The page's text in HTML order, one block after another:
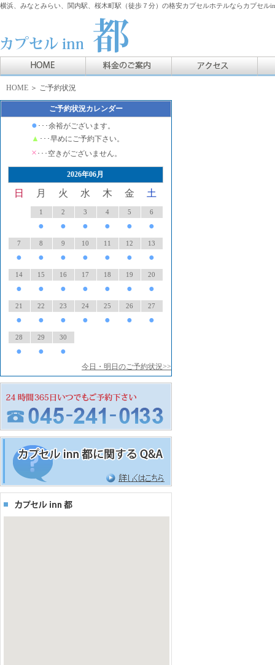
横浜、みなとみらい、関内駅、桜木町駅（徒歩７分）の格安カプセルホテルならカプセル
HOME ＞ ご予約状況
ご予約状況カレンダー
● ･･･余裕がございます。
▲ ･･･早めにご予約下さい。
× ･･･空きがございません。
2026年06月
日 月 火 水 木 金 土
1
●
2
●
3
●
4
●
5
●
6
●
7
●
8
●
9
●
10
●
11
●
12
●
13
●
14
●
15
●
16
●
17
●
18
●
19
●
20
●
21
●
22
●
23
●
24
●
25
●
26
●
27
●
28
●
29
●
30
●
今日・明日のご予約状況>>